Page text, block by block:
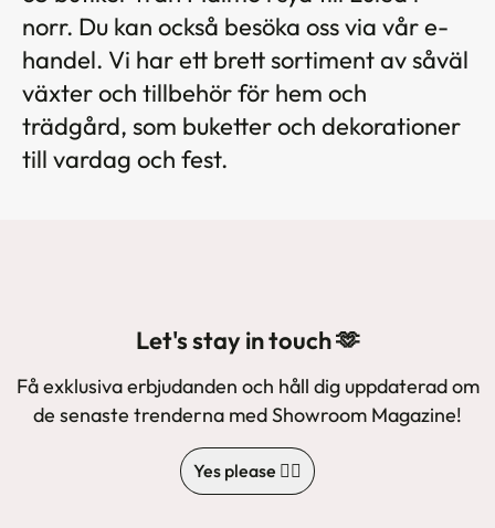
norr. Du kan också besöka oss via vår e-
handel. Vi har ett brett sortiment av såväl
växter och tillbehör för hem och
trädgård, som buketter och dekorationer
till vardag och fest.
Let's stay in touch 🫶
Få exklusiva erbjudanden och håll dig uppdaterad om
de senaste trenderna med Showroom Magazine!
Yes please 🙋‍♀️